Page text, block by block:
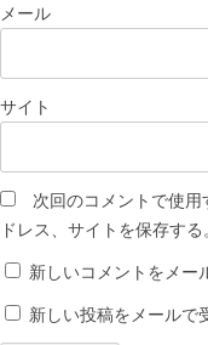
メール
サイト
次回のコメントで使
ドレス、サイトを保存する
新しいコメントをメー
新しい投稿をメールで